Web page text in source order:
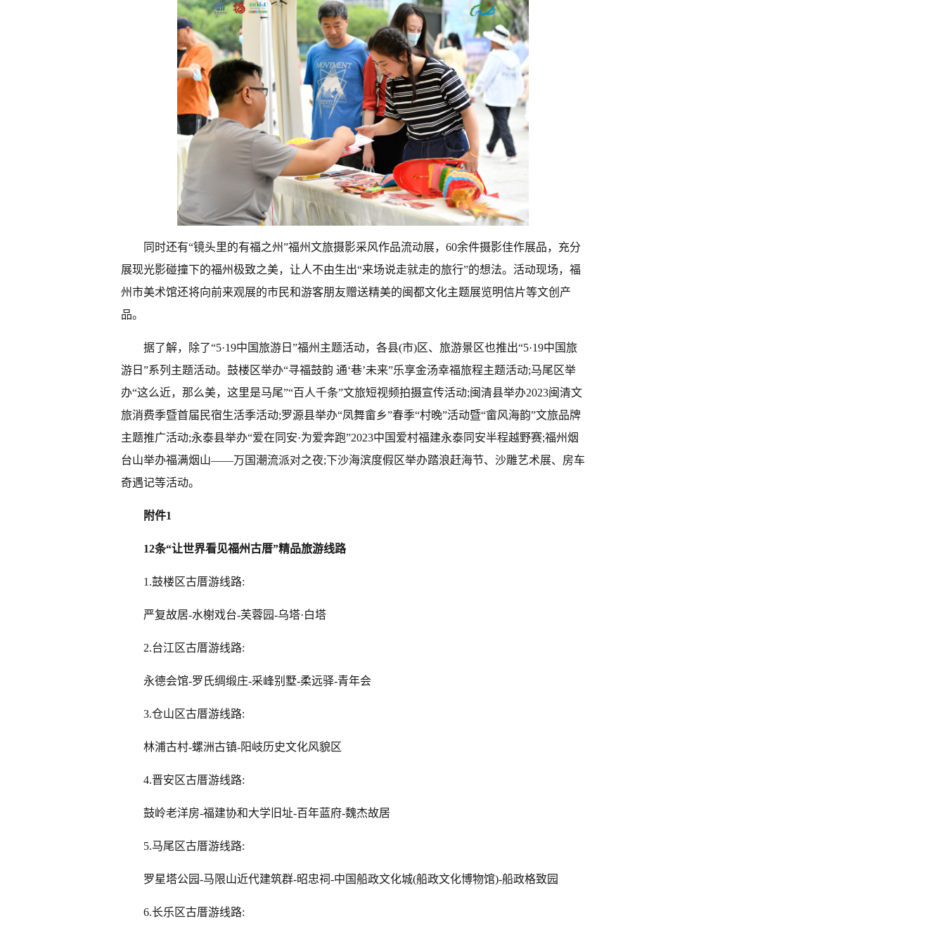
同时还有“镜头里的有福之州”福州文旅摄影采风作品流动展，60余件摄影佳作展品，充分
展现光影碰撞下的福州极致之美，让人不由生出“来场说走就走的旅行”的想法。活动现场，福
州市美术馆还将向前来观展的市民和游客朋友赠送精美的闽都文化主题展览明信片等文创产
品。
据了解，除了“5·19中国旅游日”福州主题活动，各县(市)区、旅游景区也推出“5·19中国旅
游日”系列主题活动。鼓楼区举办“寻福鼓韵 通‘巷’未来”乐享金汤幸福旅程主题活动;马尾区举
办“这么近，那么美，这里是马尾”“百人千条”文旅短视频拍摄宣传活动;闽清县举办2023闽清文
旅消费季暨首届民宿生活季活动;罗源县举办“凤舞畲乡”春季“村晚”活动暨“畲风海韵”文旅品牌
主题推广活动;永泰县举办“爱在同安·为爱奔跑”2023中国爱村福建永泰同安半程越野赛;福州烟
台山举办福满烟山——万国潮流派对之夜;下沙海滨度假区举办踏浪赶海节、沙雕艺术展、房车
奇遇记等活动。
附件1
12条“让世界看见福州古厝”精品旅游线路
1.鼓楼区古厝游线路:
严复故居-水榭戏台-芙蓉园-乌塔·白塔
2.台江区古厝游线路:
永德会馆-罗氏绸缎庄-采峰别墅-柔远驿-青年会
3.仓山区古厝游线路:
林浦古村-螺洲古镇-阳岐历史文化风貌区
4.晋安区古厝游线路:
鼓岭老洋房-福建协和大学旧址-百年蓝府-魏杰故居
5.马尾区古厝游线路:
罗星塔公园-马限山近代建筑群-昭忠祠-中国船政文化城(船政文化博物馆)-船政格致园
6.长乐区古厝游线路: